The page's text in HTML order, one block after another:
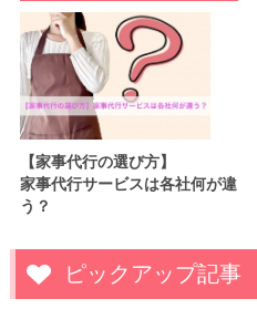
【家事代行の選び方】
家事代行サービスは各社何が違
う？
ピックアップ記事